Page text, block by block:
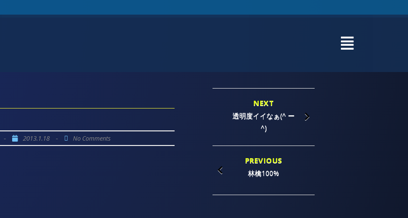
- 2013.1.18 - No Comments
NEXT
透明度イイなぁ(^ ー
^)
PREVIOUS
林檎100%